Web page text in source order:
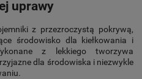
uprawy
z przezroczystą pokrywą,
środowisko dla kiełkowania i
z lekkiego tworzywa
dla środowiska i niezwykle